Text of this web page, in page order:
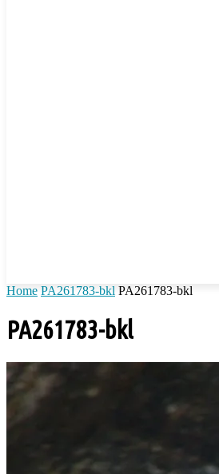
Home PA261783-bkl PA261783-bkl
PA261783-bkl